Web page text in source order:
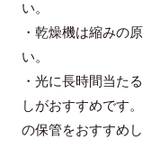
い。
・乾燥機は縮みの
い。
・光に長時間当た
しがおすすめです
の保管をおすすめし